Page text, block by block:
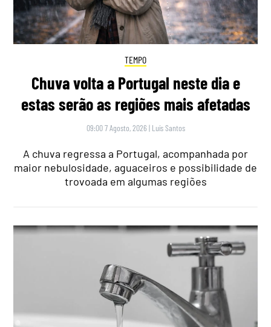
TEMPO
Chuva volta a Portugal neste dia e
estas serão as regiões mais afetadas
09:00 7 Agosto, 2026 | Luís Santos
A chuva regressa a Portugal, acompanhada por
maior nebulosidade, aguaceiros e possibilidade de
trovoada em algumas regiões